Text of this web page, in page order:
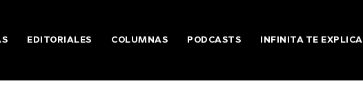
EDITORIALES COLUMNAS PODCASTS INFINITA TE EXPLICA